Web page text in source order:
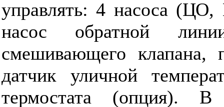
управлять: 4 насоса
насос обратной
смешивающего клапана,
датчик уличной
термостата (опция).